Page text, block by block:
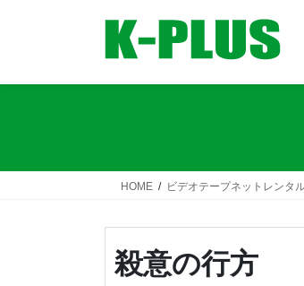
HOME ビデオテープネットレンタ
殺意の行方